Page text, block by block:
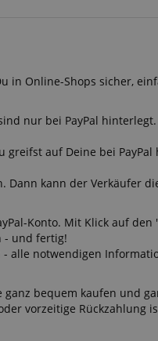
in Online-Shops sicher,
nur bei PayPal
greifst auf Deine bei
Dann kann der Verkäufer
Konto. Mit Klick auf
- und fertig!
alle notwendigen
ganz bequem kaufen und
vorzeitige Rückzahlung